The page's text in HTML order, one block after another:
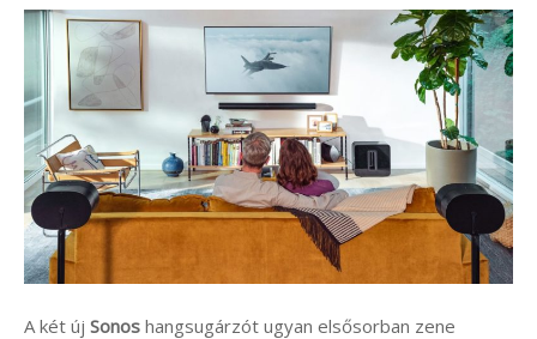
A két új Sonos hangsugárzót ugyan elsősorban zene